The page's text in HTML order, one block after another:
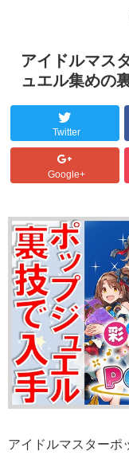
アイドルマス
ュエル集めの
Twitter
Google+
アイドルマスターポ